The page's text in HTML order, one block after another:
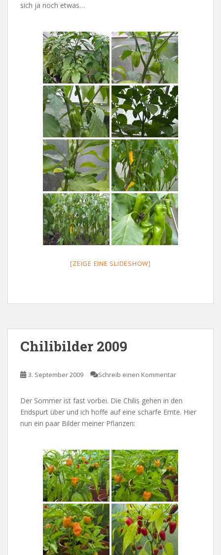
sich ja noch etwas…
[ZEIGE EINE SLIDESHOW]
Chilibilder 2009
3. September 2009 Schreib einen Kommentar
Der Sommer ist fast vorbei. Die Chilis gehen in den
Endspurt über und ich hoffe auf eine scharfe Ernte. Hier
nun ein paar Bilder meiner Pflanzen: